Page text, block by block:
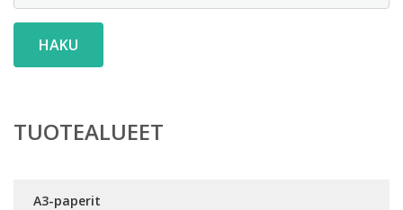
HAKU
TUOTEALUEET
A3-paperit